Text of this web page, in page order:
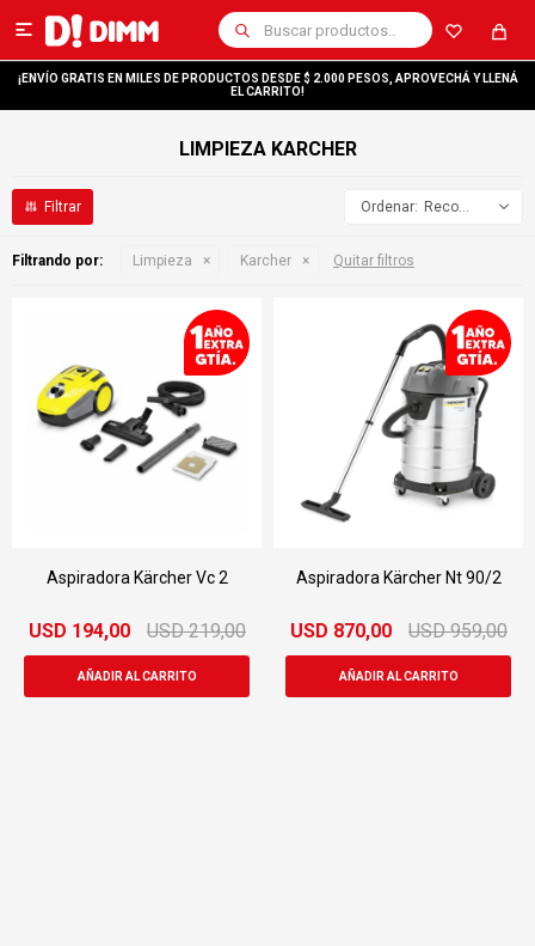

¡ENVÍO GRATIS EN MILES DE PRODUCTOS DESDE $ 2.000 PESOS, APROVECHÁ Y LLENÁ
EL CARRITO!
LIMPIEZA KARCHER
Recomendados
Filtrando por: Limpieza Karcher Quitar filtros
Aspiradora Kärcher Vc 2
USD 194,00 USD 219,00
Aspiradora Kärcher Nt 90/2
USD 870,00 USD 959,00